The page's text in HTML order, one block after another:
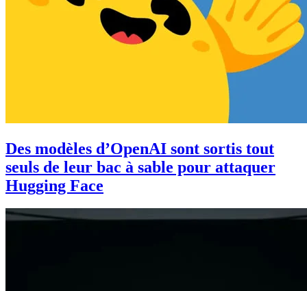
Des modèles d’OpenAI sont sortis tout
seuls de leur bac à sable pour attaquer
Hugging Face